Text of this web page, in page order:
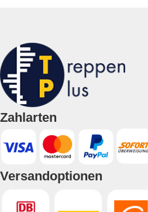
Zahlarten
Versandoptionen